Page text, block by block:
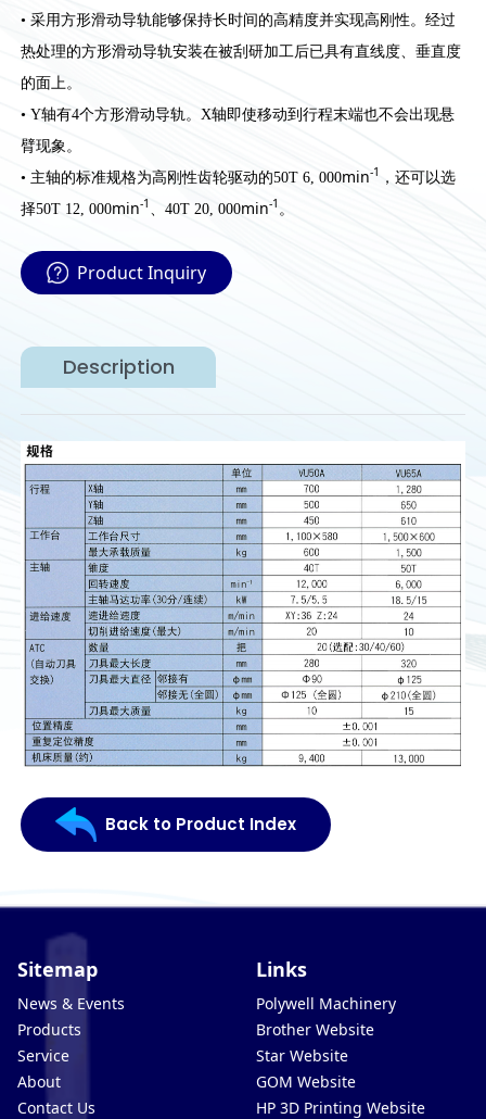
• 采用方形滑动导轨能够保持长时间的高精度并实现高刚性。经过
热处理的方形滑动导轨安装在被刮研加工后已具有直线度、垂直度
的面上。
• Y轴有4个方形滑动导轨。X轴即使移动到行程末端也不会出现悬
臂现象。
• 主轴的标准规格为高刚性齿轮驱动的50T 6, 000min-1 ，还可以选
择50T 12, 000min-1 、40T 20, 000min-1 。
Product Inquiry
Description
Back to Product Index
Sitemap
News & Events
Products
Service
About
Contact Us
Links
Polywell Machinery
Brother Website
Star Website
GOM Website
HP 3D Printing Website